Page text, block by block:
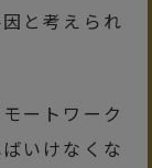
と考えられ
ートワーク
いけなくな